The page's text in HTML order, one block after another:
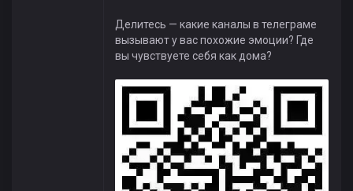
Делитесь — какие каналы в телеграме
вызывают у вас похожие эмоции? Где
вы чувствуете себя как дома?